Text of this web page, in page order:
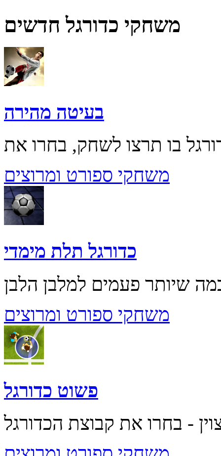
משחקי כדורגל חדשים
בעיטה מהירה
משחקי ספורט ומרוצים
כדורגל תלת מימדי
משחקי ספורט ומרוצים
פשוט כדורגל